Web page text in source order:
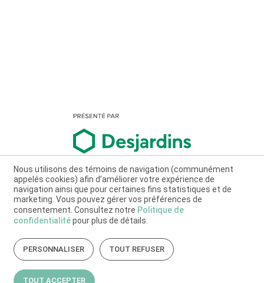
Nous utilisons des témoins de navigation (communément
appelés cookies) afin d’améliorer votre expérience de
navigation ainsi que pour certaines fins statistiques et de
marketing. Vous pouvez gérer vos préférences de
consentement. Consultez notre Politique de
confidentialitépour plus de détails.
PERSONNALISER TOUT REFUSER
TOUT ACCEPTER